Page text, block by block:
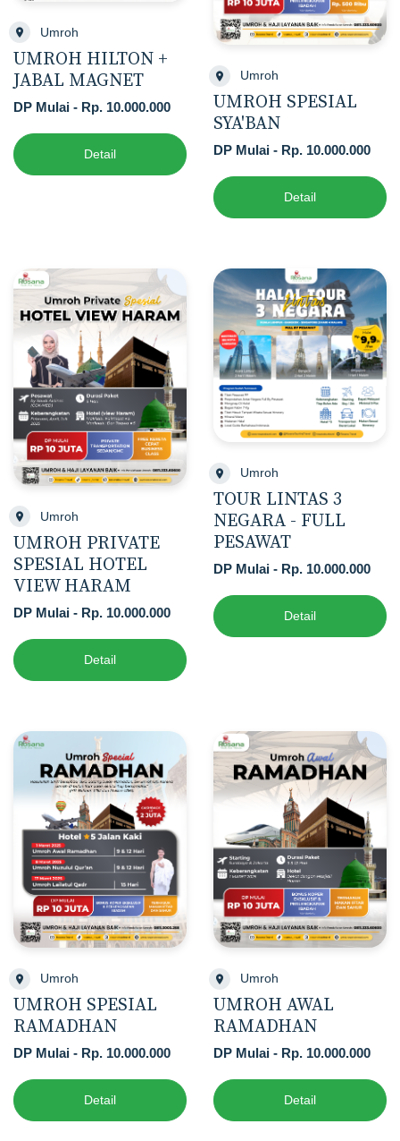
Umroh
UMROH HILTON +
JABAL MAGNET
DP Mulai - Rp. 10.000.000
Detail
Umroh
UMROH SPESIAL
SYA'BAN
DP Mulai - Rp. 10.000.000
Detail
Umroh
UMROH PRIVATE
SPESIAL HOTEL
VIEW HARAM
DP Mulai - Rp. 10.000.000
Detail
Umroh
TOUR LINTAS 3
NEGARA - FULL
PESAWAT
DP Mulai - Rp. 10.000.000
Detail
Umroh
UMROH SPESIAL
RAMADHAN
DP Mulai - Rp. 10.000.000
Detail
Umroh
UMROH AWAL
RAMADHAN
DP Mulai - Rp. 10.000.000
Detail